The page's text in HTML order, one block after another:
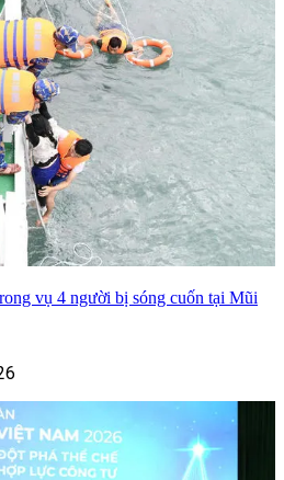
vụ 4 người bị sóng cuốn tại Mũi